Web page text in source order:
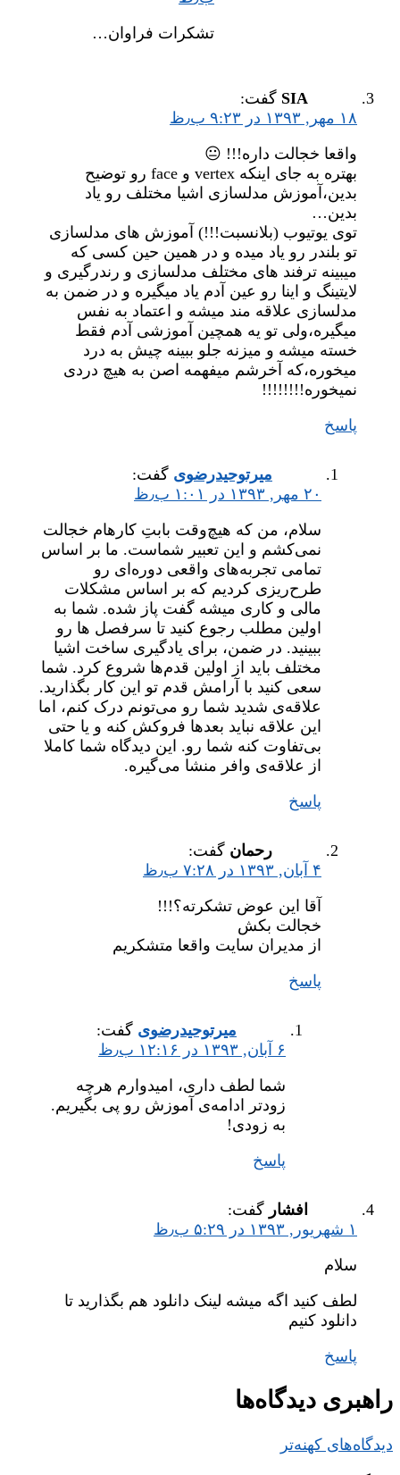
تشکرات فراوان…
SIA گفت:
۱۸ مهر, ۱۳۹۳ در ۹:۲۳ ب٫ظ
واقعا خجالت داره!!! 😐
بهتره به جای اینکه vertex و face رو توضیح
بدین،آموزش مدلسازی اشیا مختلف رو یاد
بدین…
توی یوتیوب (بلانسبت!!!) آموزش های مدلسازی
تو بلندر رو یاد میده و در همین حین کسی که
میبینه ترفند های مختلف مدلسازی و رندرگیری و
لایتینگ و اینا رو عین آدم یاد میگیره و در ضمن به
مدلسازی علاقه مند میشه و اعتماد به نفس
میگیره،ولی تو یه همچین آموزشی آدم فقط
خسته میشه و میزنه جلو ببینه چیش به درد
میخوره،که آخرشم میفهمه اصن به هیچ دردی
نمیخوره!!!!!!!!
پاسخ
میر‌توحیدرضوی گفت:
۲۰ مهر, ۱۳۹۳ در ۱:۰۱ ب٫ظ
سلام، من که هیچ‌وقت بابتِ کارهام خجالت
نمی‌کشم و این تعبیر شماست. ما بر اساس
تمامی تجربه‌های واقعی دوره‌ای رو
طرح‌ریزی کردیم که بر اساس مشکلات
مالی و کاری میشه گفت پاز شده. شما به
اولین مطلب رجوع کنید تا سرفصل ها رو
ببینید. در ضمن، برای یادگیری ساخت اشیا
مختلف باید از اولین قدم‌ها شروع کرد. شما
سعی کنید با آرامش قدم تو این کار بگذارید.
علاقه‌ی شدید شما رو می‌تونم درک کنم، اما
این علاقه نباید بعدها فروکش کنه و یا حتی
بی‌تفاوت کنه شما رو. این دیدگاه شما کاملا
از علاقه‌ی وافر منشا می‌گیره.
پاسخ
رحمان گفت:
۴ آبان, ۱۳۹۳ در ۷:۲۸ ب٫ظ
آقا این عوض تشکرته؟!!!
خجالت بکش
از مدیران سایت واقعا متشکریم
پاسخ
میر‌توحیدرضوی گفت:
۶ آبان, ۱۳۹۳ در ۱۲:۱۶ ب٫ظ
شما لطف داری، امیدوارم هرچه
زودتر ادامه‌ی آموزش رو پی بگیریم.
به زودی!
پاسخ
افشار گفت:
۱ شهریور, ۱۳۹۳ در ۵:۲۹ ب٫ظ
سلام
لطف کنید اگه میشه لینک دانلود هم بگذارید تا
دانلود کنیم
پاسخ
راهبری دیدگاه‌ها
دیدگاه‌های کهنه‌تر